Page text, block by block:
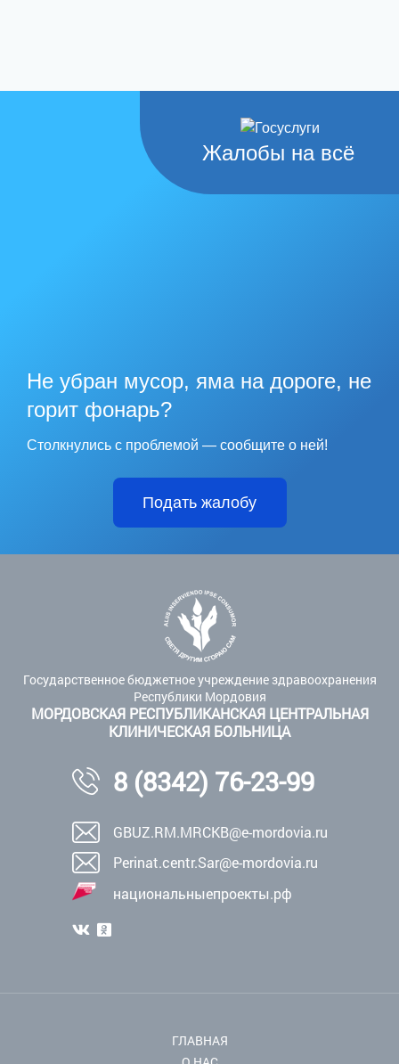
Жалобы на всё
Не убран мусор, яма на дороге, не
горит фонарь?
Столкнулись с проблемой — сообщите о ней!
Подать жалобу
Государственное бюджетное учреждение здравоохранения
Республики Мордовия
МОРДОВСКАЯ РЕСПУБЛИКАНСКАЯ ЦЕНТРАЛЬНАЯ
КЛИНИЧЕСКАЯ БОЛЬНИЦА
8 (8342) 76-23-99
GBUZ.RM.MRCKB@e-mordovia.ru
Perinat.centr.Sar@e-mordovia.ru
национальныепроекты.рф
ГЛАВНАЯ